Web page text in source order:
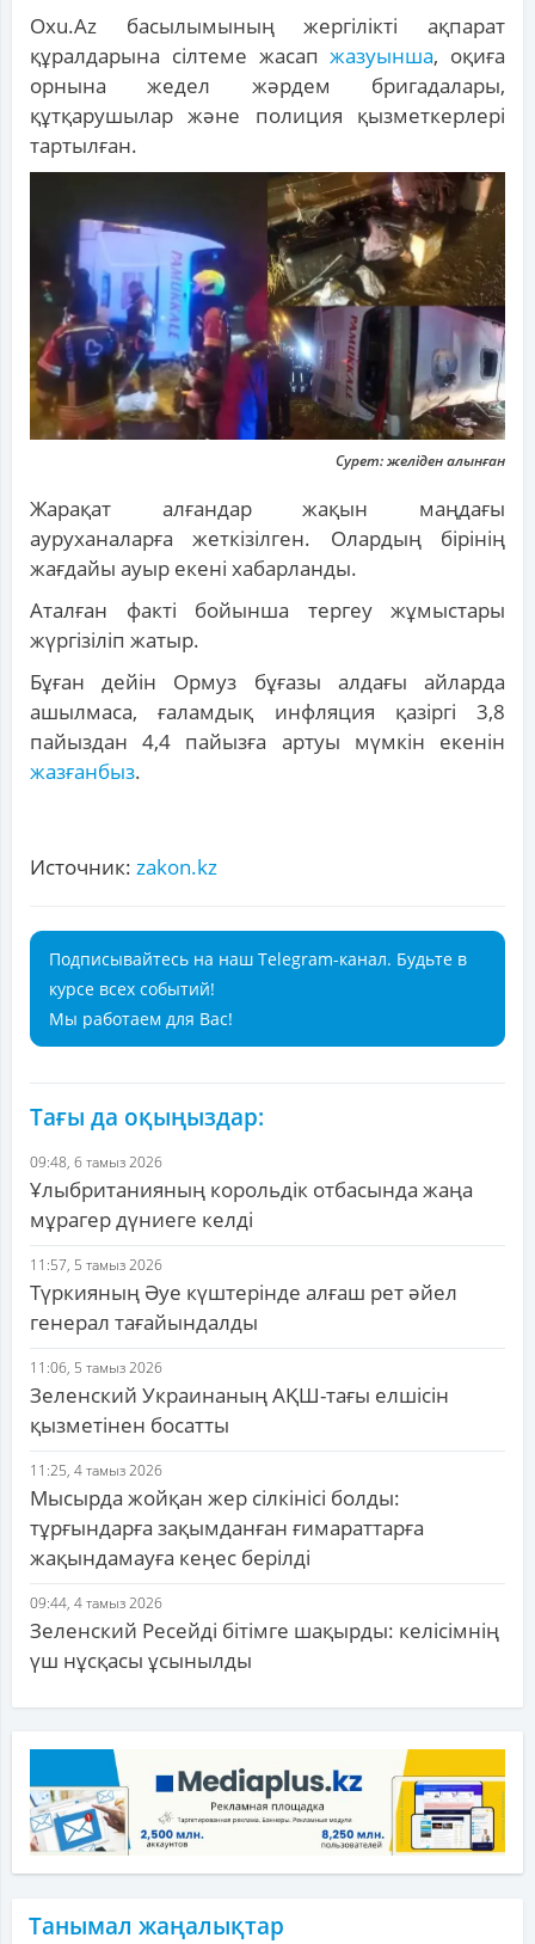
Oxu.Az басылымының жергілікті ақпарат
құралдарына сілтеме жасапжазуынша, оқиға
орнына жедел жәрдем бригадалары,
құтқарушылар және полиция қызметкерлері
тартылған.
Сурет: желіден алынған
Жарақат алғандар жақын маңдағы
ауруханаларға жеткізілген. Олардың бірінің
жағдайы ауыр екені хабарланды.
Аталған факті бойынша тергеу жұмыстары
жүргізіліп жатыр.
Бұған дейін Ормуз бұғазы алдағы айларда
ашылмаса, ғаламдық инфляция қазіргі 3,8
пайыздан 4,4 пайызға артуы мүмкін екенін
жазғанбыз.
Источник: zakon.kz
Подписывайтесь на наш Telegram-канал. Будьте в
курсе всех событий!
Мы работаем для Вас!
Тағы да оқыңыздар:
09:48, 6 тамыз 2026
Ұлыбританияның корольдік отбасында жаңа
мұрагер дүниеге келді
11:57, 5 тамыз 2026
Түркияның Әуе күштерінде алғаш рет әйел
генерал тағайындалды
11:06, 5 тамыз 2026
Зеленский Украинаның АҚШ-тағы елшісін
қызметінен босатты
11:25, 4 тамыз 2026
Мысырда жойқан жер сілкінісі болды:
тұрғындарға зақымданған ғимараттарға
жақындамауға кеңес берілді
09:44, 4 тамыз 2026
Зеленский Ресейді бітімге шақырды: келісімнің
үш нұсқасы ұсынылды
Танымал жаңалықтар